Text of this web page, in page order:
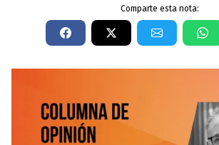
Comparte esta nota: